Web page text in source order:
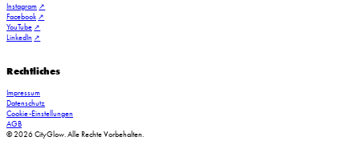
Instagram
Facebook
YouTube
LinkedIn
Rechtliches
Impressum
Datenschutz
Cookie-Einstellungen
AGB
© 2026 CityGlow. Alle Rechte Vorbehalten.